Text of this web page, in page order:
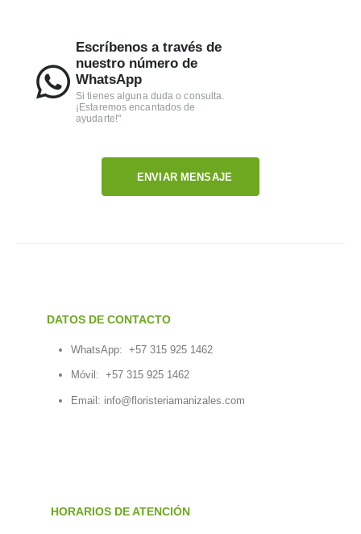
Escríbenos a través de
nuestro número de
WhatsApp
Si tienes alguna duda o consulta.
¡Estaremos encantados de
ayudarte!"
ENVIAR MENSAJE
DATOS DE CONTACTO
WhatsApp: +57 315 925 1462
Móvil: +57 315 925 1462
Email: info@floristeriamanizales.com
HORARIOS DE ATENCIÓN